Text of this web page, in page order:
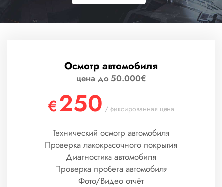
Осмотр автомобиля
цена до 50.000€
€250 / фиксированная цена
Технический осмотр автомобиля
Проверка лакокрасочного покрытия
Диагностика автомобиля
Проверка пробега автомобиля
Фото/Видео отчёт